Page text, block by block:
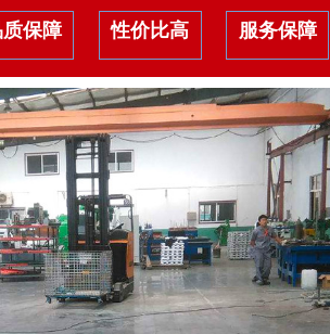
质保障 性价比高 服务保障